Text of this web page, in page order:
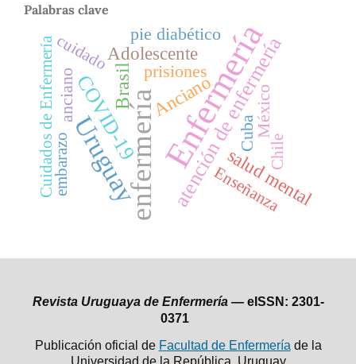
Palabras clave
Enfermería
enfermería
Uruguay atención de enfermería
COVID-19
Brasil
Adolescente
Anciano
salud mental
pie diabético
prisiones
México
Cuba
anciano
Enseñanza
Cuidados de Enfermería Chile
cuidado
embarazo
Revista Uruguaya de Enfermería — eISSN: 2301-
0371
Publicación oficial de Facultad de Enfermería de la